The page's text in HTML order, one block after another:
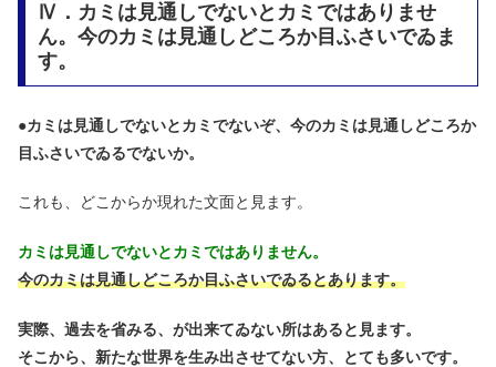
Ⅳ．カミは見通しでないとカミではありませ
ん。今のカミは見通しどころか目ふさいでゐま
す。
●カミは見通しでないとカミでないぞ、今のカミは見通しどころか
目ふさいでゐるでないか。
これも、どこからか現れた文面と見ます。
カミは見通しでないとカミではありません。
今のカミは見通しどころか目ふさいでゐるとあります。
実際、過去を省みる、が出来てゐない所はあると見ます。
そこから、新たな世界を生み出させてない方、とても多いです。